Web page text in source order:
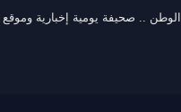
الوطن .. صحيفة يومية إخبارية